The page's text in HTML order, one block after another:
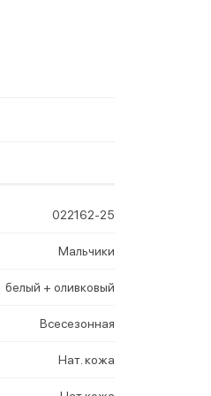
022162-25
Мальчики
белый + оливковый
Всесезонная
Нат. кожа